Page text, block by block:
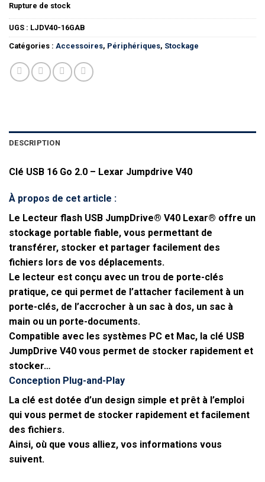
Rupture de stock
UGS : LJDV40-16GAB
Catégories : Accessoires, Périphériques, Stockage
DESCRIPTION
Clé USB 16 Go 2.0 – Lexar Jumpdrive V40
À propos de cet article :
Le Lecteur flash USB JumpDrive® V40 Lexar® offre un
stockage portable fiable, vous permettant de
transférer, stocker et partager facilement des
fichiers lors de vos déplacements.
Le lecteur est conçu avec un trou de porte-clés
pratique, ce qui permet de l’attacher facilement à un
porte-clés, de l’accrocher à un sac à dos, un sac à
main ou un porte-documents.
Compatible avec les systèmes PC et Mac, la clé USB
JumpDrive V40 vous permet de stocker rapidement et
stocker…
Conception Plug-and-Play
La clé est dotée d’un design simple et prêt à l’emploi
qui vous permet de stocker rapidement et facilement
des fichiers.
Ainsi, où que vous alliez, vos informations vous
suivent.